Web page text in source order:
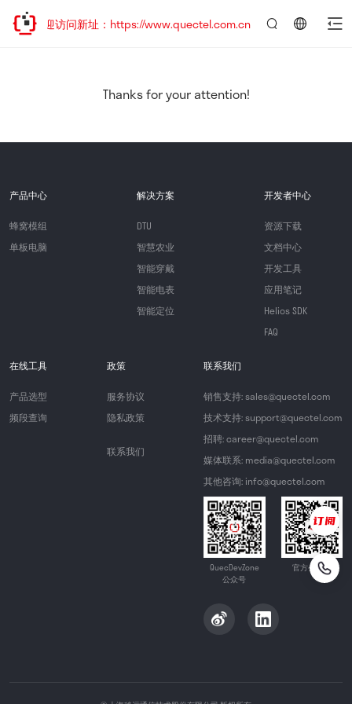
移，欢迎访问新址：https://www.quectel.com.cn
Thanks for your attention!
产品中心
蜂窝模组
单板电脑
解决方案
DTU
智慧农业
智能穿戴
智能电表
智能定位
开发者中心
资源下载
文档中心
开发工具
应用笔记
Helios SDK
FAQ
在线工具
产品选型
频段查询
政策
服务协议
隐私政策
联系我们
联系我们
销售支持: sales@quectel.com
技术支持: support@quectel.com
招聘: career@quectel.com
媒体联系: media@quectel.com
其他咨询: info@quectel.com
QuecDevZone
公众号
官方公众号